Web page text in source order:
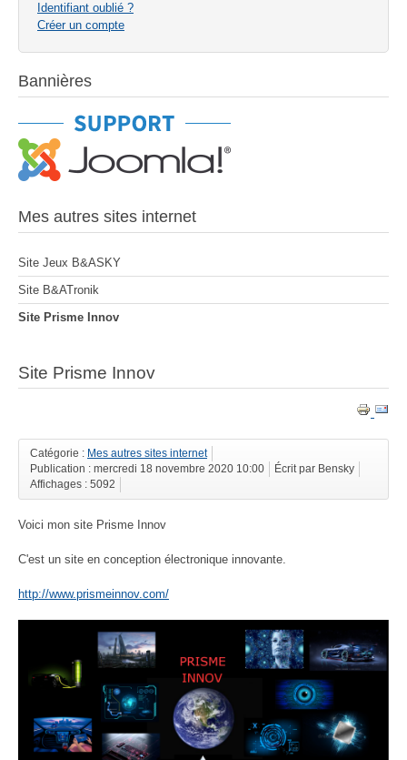
Identifiant oublié ?
Créer un compte
Bannières
Mes autres sites internet
Site Jeux B&ASKY
Site B&ATronik
Site Prisme Innov
Site Prisme Innov
Catégorie : Mes autres sites internet
Publication : mercredi 18 novembre 2020 10:00
Écrit par Bensky
Affichages : 5092
Voici mon site Prisme Innov
C'est un site en conception électronique innovante.
http://www.prismeinnov.com/